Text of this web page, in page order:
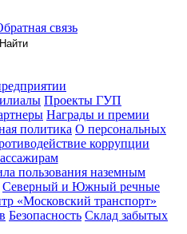
Проекты ГУП
Награды и премии
политика О персональных
коррупции
пользования наземным
Северный и Южный речные
«Московский транспорт»
Безопасность Склад забытых